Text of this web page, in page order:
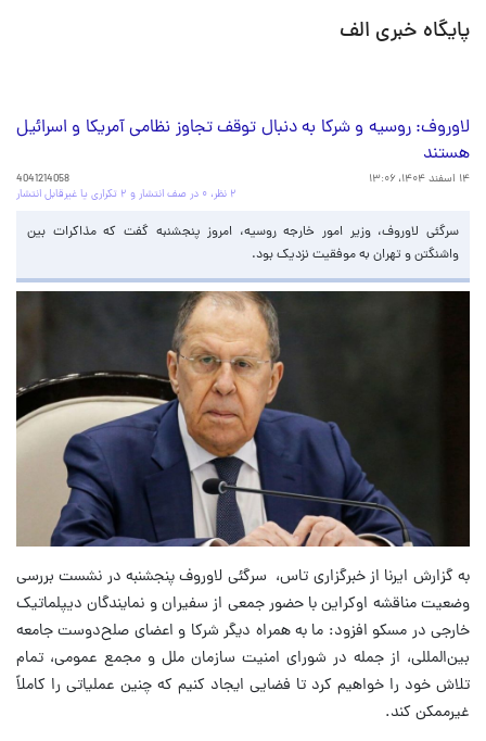
پایگاه خبری الف
لاوروف: روسیه و شرکا به دنبال توقف تجاوز نظامی آمریکا و اسرائیل
هستند
۱۴ اسفند ۱۴۰۴، ۱۳:۰۶
4041214058
۲ نظر، ۰ در صف انتشار و ۲ تکراری یا غیرقابل انتشار
سرگئی لاوروف، وزیر امور خارجه روسیه، امروز پنجشنبه گفت که مذاکرات بین
واشنگتن و تهران به موفقیت نزدیک بود.
به گزارش ایرنا از خبرگزاری تاس، ‌ سرگئی لاوروف پنجشنبه در نشست بررسی
وضعیت مناقشه اوکراین با حضور جمعی از سفیران و نمایندگان دیپلماتیک
خارجی در مسکو افزود: ما به همراه دیگر شرکا و اعضای صلح‌دوست جامعه
بین‌المللی، از جمله در شورای امنیت سازمان ملل و مجمع عمومی، تمام
تلاش خود را خواهیم کرد تا فضایی ایجاد کنیم که چنین عملیاتی را کاملاً
غیرممکن کند.